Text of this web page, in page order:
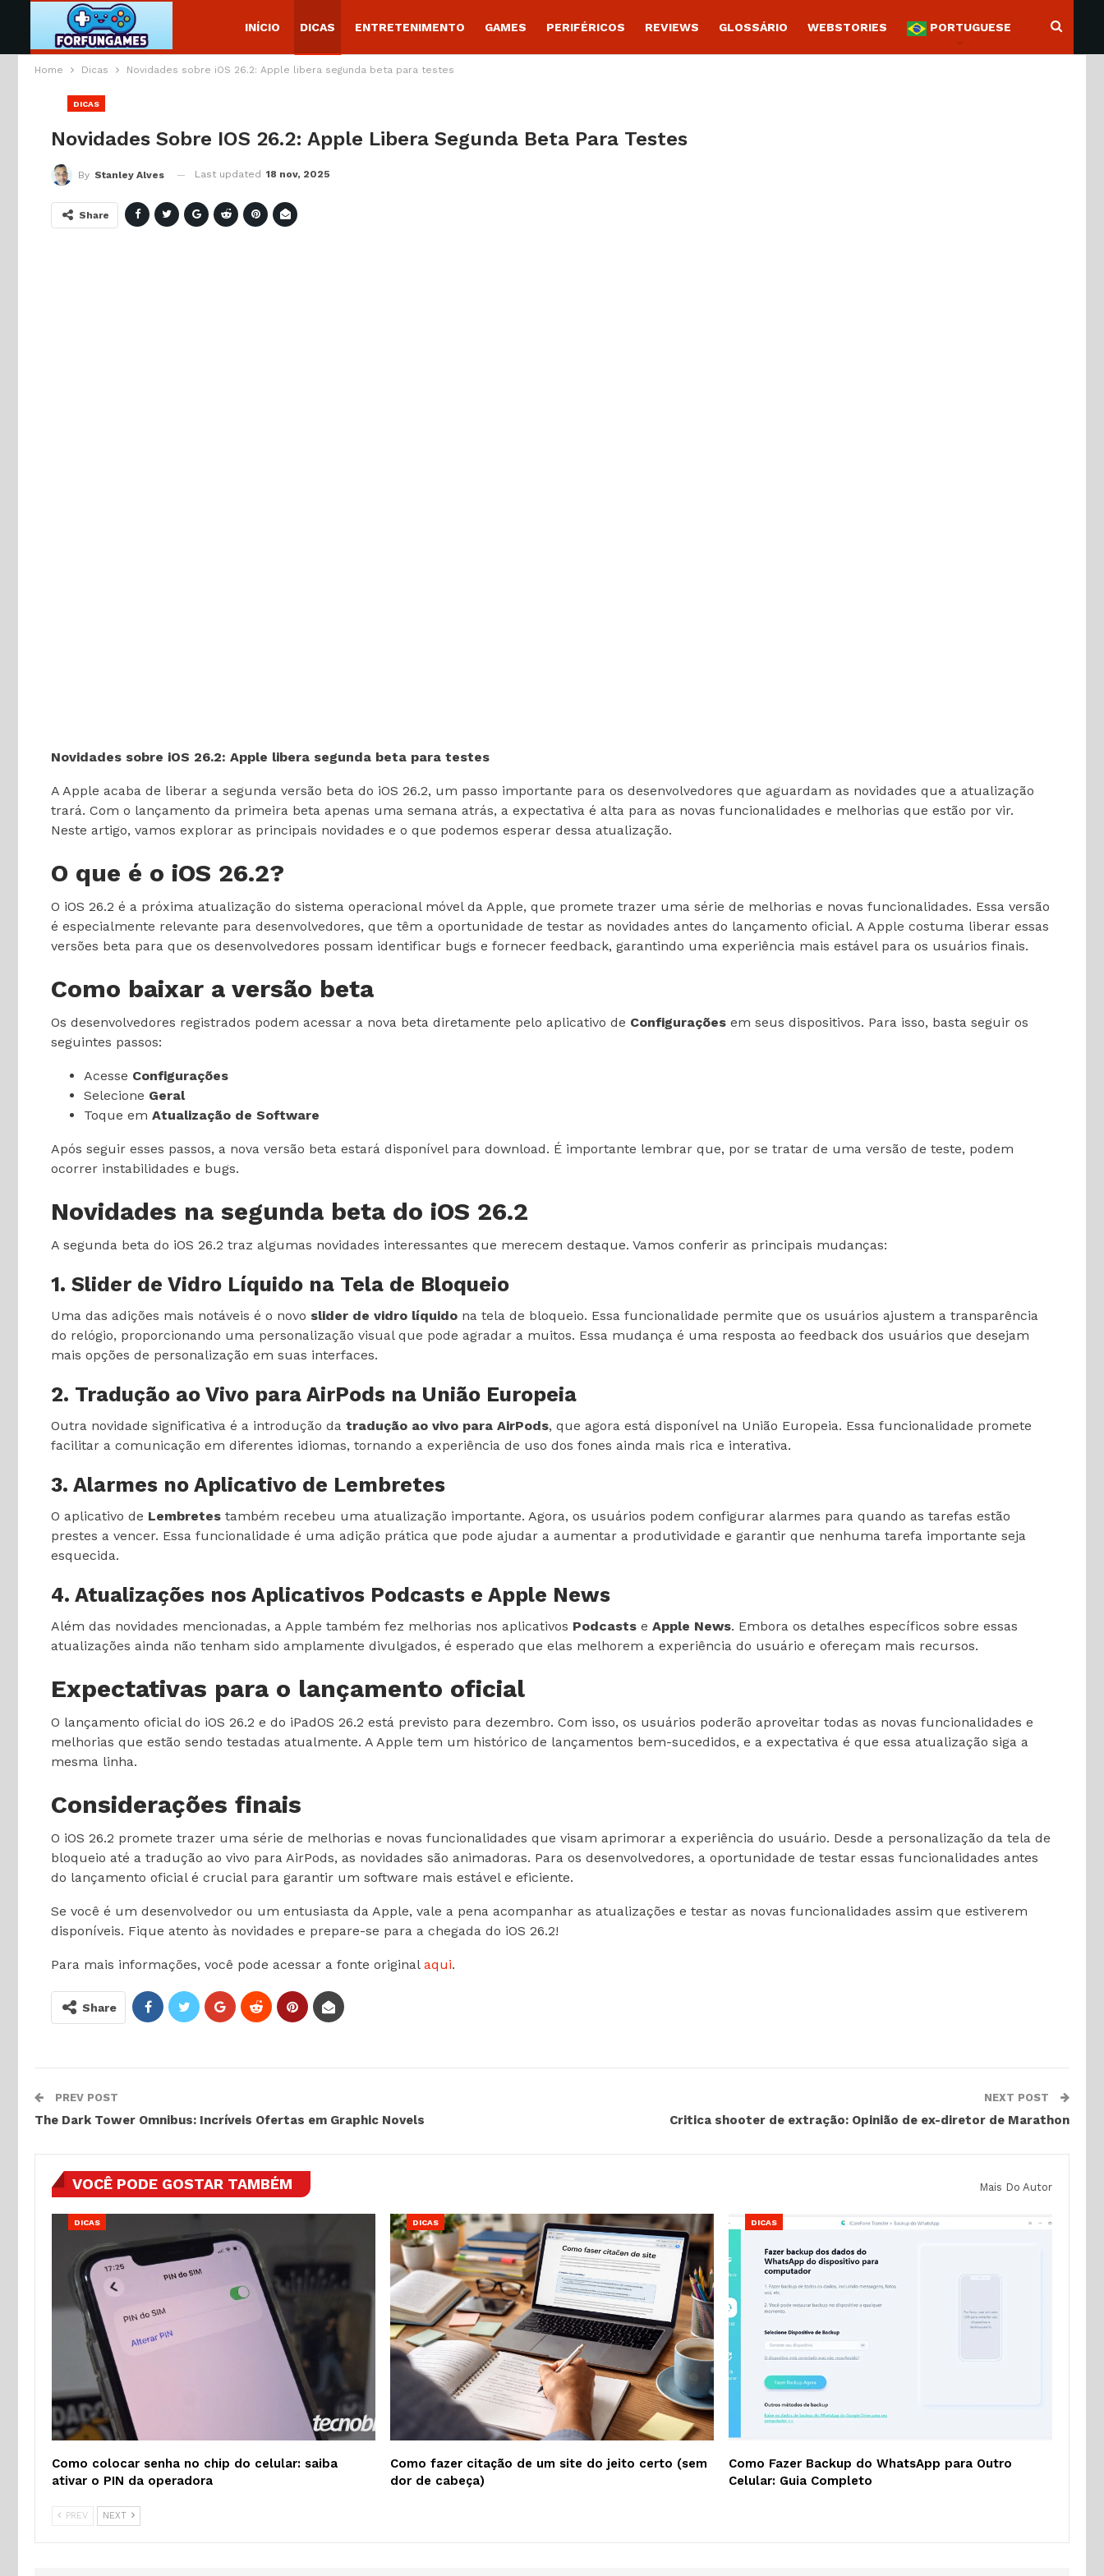
INÍCIO DICAS ENTRETENIMENTO GAMES PERIFÉRICOS REVIEWS GLOSSÁRIO WEBSTORIES PORTUGUESE
Home Dicas Novidades sobre iOS 26.2: Apple libera segunda beta para testes
DICAS
Novidades Sobre IOS 26.2: Apple Libera Segunda Beta Para Testes
By Stanley Alves Last updated 18 nov, 2025
Share
Novidades sobre iOS 26.2: Apple libera segunda beta para testes
A Apple acaba de liberar a segunda versão beta do iOS 26.2, um passo importante para os desenvolvedores que aguardam as novidades que a atualização
trará. Com o lançamento da primeira beta apenas uma semana atrás, a expectativa é alta para as novas funcionalidades e melhorias que estão por vir.
Neste artigo, vamos explorar as principais novidades e o que podemos esperar dessa atualização.
O que é o iOS 26.2?
O iOS 26.2 é a próxima atualização do sistema operacional móvel da Apple, que promete trazer uma série de melhorias e novas funcionalidades. Essa versão
é especialmente relevante para desenvolvedores, que têm a oportunidade de testar as novidades antes do lançamento oficial. A Apple costuma liberar essas
versões beta para que os desenvolvedores possam identificar bugs e fornecer feedback, garantindo uma experiência mais estável para os usuários finais.
Como baixar a versão beta
Os desenvolvedores registrados podem acessar a nova beta diretamente pelo aplicativo de Configurações em seus dispositivos. Para isso, basta seguir os
seguintes passos:
Acesse Configurações
Selecione Geral
Toque em Atualização de Software
Após seguir esses passos, a nova versão beta estará disponível para download. É importante lembrar que, por se tratar de uma versão de teste, podem
ocorrer instabilidades e bugs.
Novidades na segunda beta do iOS 26.2
A segunda beta do iOS 26.2 traz algumas novidades interessantes que merecem destaque. Vamos conferir as principais mudanças:
1. Slider de Vidro Líquido na Tela de Bloqueio
Uma das adições mais notáveis é o novo slider de vidro líquido na tela de bloqueio. Essa funcionalidade permite que os usuários ajustem a transparência
do relógio, proporcionando uma personalização visual que pode agradar a muitos. Essa mudança é uma resposta ao feedback dos usuários que desejam
mais opções de personalização em suas interfaces.
2. Tradução ao Vivo para AirPods na União Europeia
Outra novidade significativa é a introdução da tradução ao vivo para AirPods, que agora está disponível na União Europeia. Essa funcionalidade promete
facilitar a comunicação em diferentes idiomas, tornando a experiência de uso dos fones ainda mais rica e interativa.
3. Alarmes no Aplicativo de Lembretes
O aplicativo de Lembretes também recebeu uma atualização importante. Agora, os usuários podem configurar alarmes para quando as tarefas estão
prestes a vencer. Essa funcionalidade é uma adição prática que pode ajudar a aumentar a produtividade e garantir que nenhuma tarefa importante seja
esquecida.
4. Atualizações nos Aplicativos Podcasts e Apple News
Além das novidades mencionadas, a Apple também fez melhorias nos aplicativos Podcasts e Apple News. Embora os detalhes específicos sobre essas
atualizações ainda não tenham sido amplamente divulgados, é esperado que elas melhorem a experiência do usuário e ofereçam mais recursos.
Expectativas para o lançamento oficial
O lançamento oficial do iOS 26.2 e do iPadOS 26.2 está previsto para dezembro. Com isso, os usuários poderão aproveitar todas as novas funcionalidades e
melhorias que estão sendo testadas atualmente. A Apple tem um histórico de lançamentos bem-sucedidos, e a expectativa é que essa atualização siga a
mesma linha.
Considerações finais
O iOS 26.2 promete trazer uma série de melhorias e novas funcionalidades que visam aprimorar a experiência do usuário. Desde a personalização da tela de
bloqueio até a tradução ao vivo para AirPods, as novidades são animadoras. Para os desenvolvedores, a oportunidade de testar essas funcionalidades antes
do lançamento oficial é crucial para garantir um software mais estável e eficiente.
Se você é um desenvolvedor ou um entusiasta da Apple, vale a pena acompanhar as atualizações e testar as novas funcionalidades assim que estiverem
disponíveis. Fique atento às novidades e prepare-se para a chegada do iOS 26.2!
Para mais informações, você pode acessar a fonte original aqui.
Share
PREV POST
The Dark Tower Omnibus: Incríveis Ofertas em Graphic Novels
NEXT POST
Critica shooter de extração: Opinião de ex-diretor de Marathon
VOCÊ PODE GOSTAR TAMBÉM Mais Do Autor
DICAS
Como colocar senha no chip do celular: saiba
ativar o PIN da operadora
DICAS
Como fazer citação de um site do jeito certo (sem
dor de cabeça)
DICAS
Como Fazer Backup do WhatsApp para Outro
Celular: Guia Completo
PREV NEXT